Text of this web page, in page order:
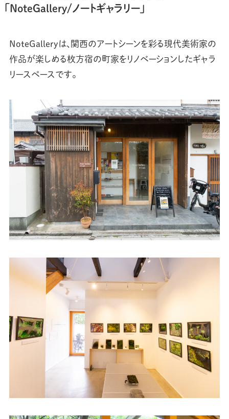
「NoteGallery/ノートギャラリー」
NoteGalleryは、関西のアートシーンを彩る現代美術家の
作品が楽しめる枚方宿の町家をリノベーションしたギャラ
リースペースです。